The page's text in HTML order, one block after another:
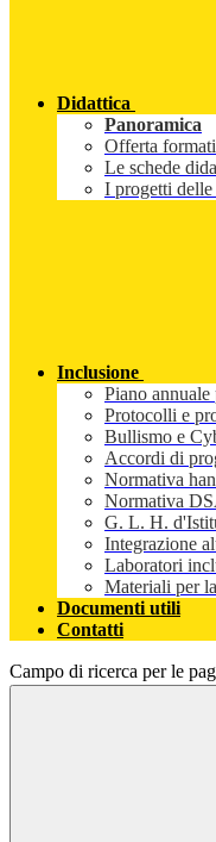
Didattica
Panoramica
Offerta
Le schede
I progetti delle
Inclusione
Piano
Protocolli e
Bullismo e
Accordi di
Normativa
Normativa
G. L. H.
Integrazione
Laboratori
Materiali per
Documenti utili
Contatti
Campo di ricerca per le